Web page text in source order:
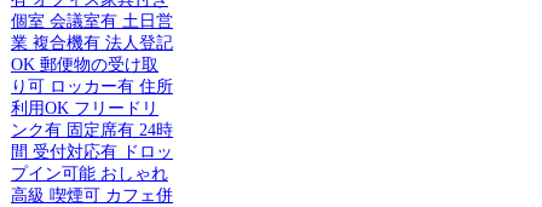
個室 会議室有土日営
業複合機有法人登記
OK郵便物の受け取
り可ロッカー有住所
利用OKフリードリ
ンク有固定席有24時
間 受付対応有ドロッ
プイン可能おしゃれ
高級 喫煙可カフェ併